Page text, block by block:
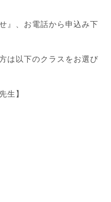
』、お電話から申込み下
は以下のクラスをお選び
生】